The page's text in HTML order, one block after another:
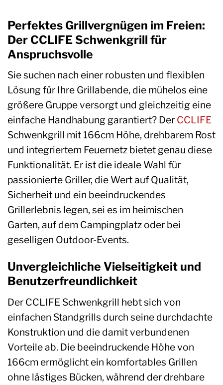
Perfektes Grillvergnügen im Freien:
Der CCLIFE Schwenkgrill für
Anspruchsvolle
Sie suchen nach einer robusten und flexiblen
Lösung für Ihre Grillabende, die mühelos eine
größere Gruppe versorgt und gleichzeitig eine
einfache Handhabung garantiert? Der CCLIFE
Schwenkgrill mit 166cm Höhe, drehbarem Rost
und integriertem Feuernetz bietet genau diese
Funktionalität. Er ist die ideale Wahl für
passionierte Griller, die Wert auf Qualität,
Sicherheit und ein beeindruckendes
Grillerlebnis legen, sei es im heimischen
Garten, auf dem Campingplatz oder bei
geselligen Outdoor-Events.
Unvergleichliche Vielseitigkeit und
Benutzerfreundlichkeit
Der CCLIFE Schwenkgrill hebt sich von
einfachen Standgrills durch seine durchdachte
Konstruktion und die damit verbundenen
Vorteile ab. Die beeindruckende Höhe von
166cm ermöglicht ein komfortables Grillen
ohne lästiges Bücken, während der drehbare